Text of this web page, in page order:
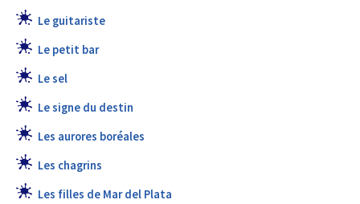
Le guitariste
Le petit bar
Le sel
Le signe du destin
Les aurores boréales
Les chagrins
Les filles de Mar del Plata